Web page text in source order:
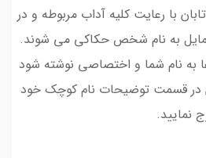
با رعایت کلیه آداب مربوطه و در
به نام شخص حکاکی می شوند.
به نام شما و اختصاصی نوشته شود
در قسمت توضیحات نام کوچک خود
نمایید.